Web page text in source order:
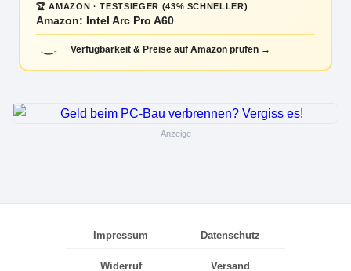
🏆 AMAZON · TESTSIEGER (43% SCHNELLER)
Amazon: Intel Arc Pro A60
Verfügbarkeit & Preise auf Amazon prüfen →
Anzeige
Impressum Datenschutz
Widerruf Versand